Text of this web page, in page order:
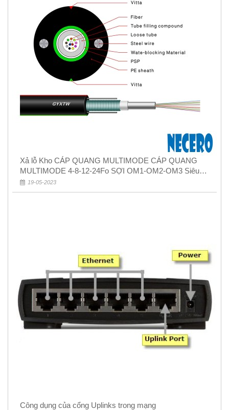
Xả lỗ Kho CÁP QUANG MULTIMODE CÁP QUANG
MULTIMODE 4-8-12-24Fo SỢI OM1-OM2-OM3 Siêu
Rẻ 5k
19-05-2023
Công dụng của cổng Uplinks trong mạng